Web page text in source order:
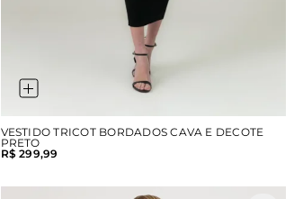
VESTIDO TRICOT BORDADOS CAVA E DECOTE
PRETO
R$ 299,99